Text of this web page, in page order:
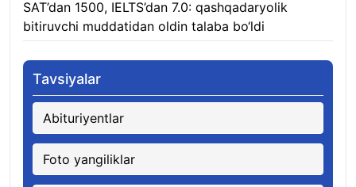
SAT’dan 1500, IELTS’dan 7.0: qashqadaryolik
bitiruvchi muddatidan oldin talaba bo‘ldi
Tavsiyalar
Abituriyentlar
Foto yangiliklar